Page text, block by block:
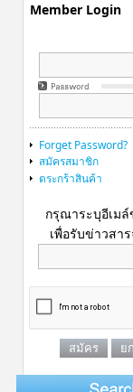
Member Login
Forget Password?
สมัครสมาชิก
ตระกร้าสินค้า
กรุณาระบุอีเม
เพื่อรับข่าวสาร